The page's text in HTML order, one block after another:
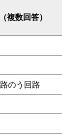
複数回答）
のう回路